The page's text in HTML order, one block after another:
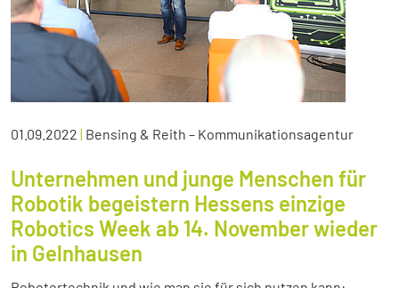
01.09.2022 | Bensing & Reith – Kommunikationsagentur
Unternehmen und junge Menschen für
Robotik begeistern Hessens einzige
Robotics Week ab 14. November wieder
in Gelnhausen